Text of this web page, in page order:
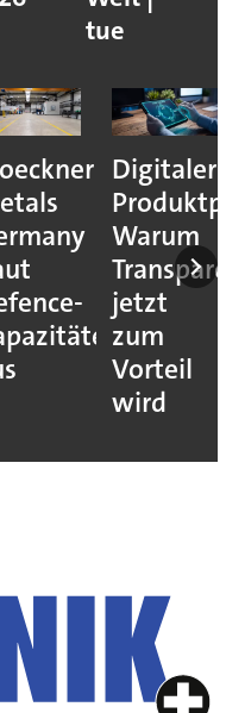
tue
Digitaler
Warum
jetzt
zum
Vorteil
wird